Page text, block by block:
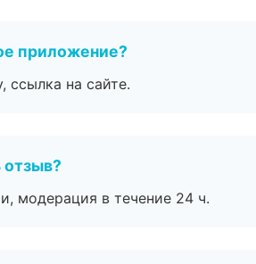
приложение?
ссылка на сайте.
модерация в течение 24 ч.